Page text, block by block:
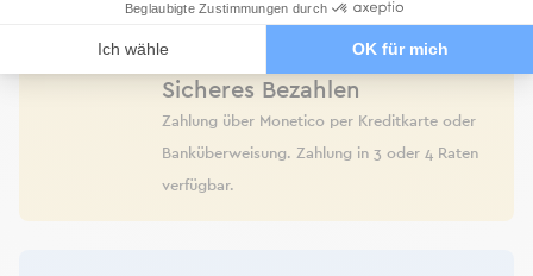
Beglaubigte Zustimmungen durch
Ich wähle OK für mich
Sicheres Bezahlen
Zahlung über Monetico per Kreditkarte oder
Banküberweisung. Zahlung in 3 oder 4 Raten
verfügbar.